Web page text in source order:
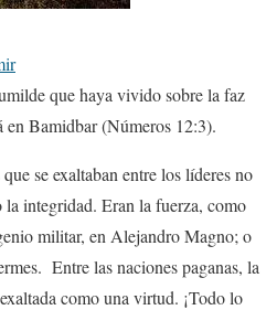
que haya vivido sobre la faz
en Bamidbar (Números 12:3).
se exaltaban entre los líderes no
integridad. Eran la fuerza, como
militar, en Alejandro Magno; o
Entre las naciones paganas, la
como una virtud. ¡Todo lo